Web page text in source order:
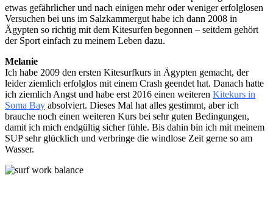
etwas gefährlicher und nach einigen mehr oder weniger erfolglosen
Versuchen bei uns im Salzkammergut habe ich dann 2008 in
Ägypten so richtig mit dem Kitesurfen begonnen – seitdem gehört
der Sport einfach zu meinem Leben dazu.
Melanie
Ich habe 2009 den ersten Kitesurfkurs in Ägypten gemacht, der
leider ziemlich erfolglos mit einem Crash geendet hat. Danach hatte
ich ziemlich Angst und habe erst 2016 einen weiteren Kitekurs in
Soma Bay absolviert. Dieses Mal hat alles gestimmt, aber ich
brauche noch einen weiteren Kurs bei sehr guten Bedingungen,
damit ich mich endgültig sicher fühle. Bis dahin bin ich mit meinem
SUP sehr glücklich und verbringe die windlose Zeit gerne so am
Wasser.